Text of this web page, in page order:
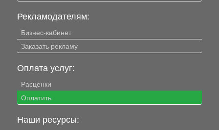
Рекламодателям:
Бизнес-кабинет
Заказать рекламу
Оплата услуг:
Расценки
Оплатить
Наши ресурсы: